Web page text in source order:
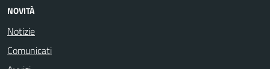
NOVITÀ
Notizie
Comunicati